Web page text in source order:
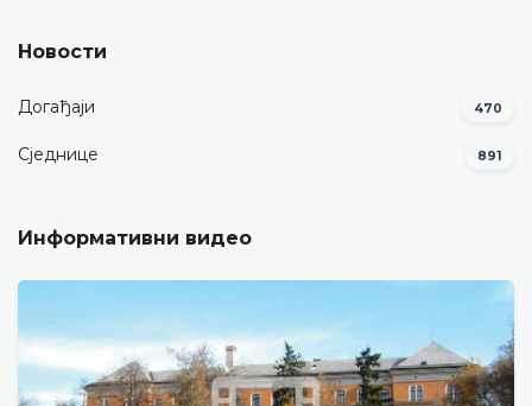
Новости
Догађаји 470
Сједнице 891
Информативни видео